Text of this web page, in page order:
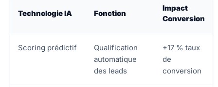
Technologie IA Fonction
Impact
Conversion
Scoring prédictif
Qualification
automatique
des leads
+17 % taux
de
conversion